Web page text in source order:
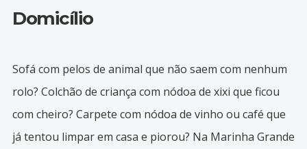
Domicílio
Sofá com pelos de animal que não saem com nenhum
rolo? Colchão de criança com nódoa de xixi que ficou
com cheiro? Carpete com nódoa de vinho ou café que
já tentou limpar em casa e piorou? Na Marinha Grande